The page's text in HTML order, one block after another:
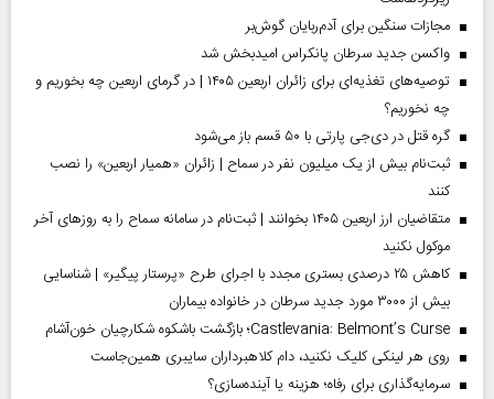
مجازات سنگین برای آدم‌ربایان گوش‌بر
واکسن جدید سرطان پانکراس امیدبخش شد
توصیه‌های تغذیه‌ای برای زائران اربعین ۱۴۰۵ | در گرمای اربعین چه بخوریم و
چه نخوریم؟
گره قتل در دی‌جی پارتی با ۵۰ قسم باز می‌شود
ثبت‌نام بیش از یک میلیون نفر در سماح | زائران «همیار اربعین» را نصب
کنند
متقاضیان ارز اربعین ۱۴۰۵ بخوانند | ثبت‌نام در سامانه سماح را به روز‌های آخر
موکول نکنید
کاهش ۲۵ درصدی بستری مجدد با اجرای طرح «پرستار پیگیر» | شناسایی
بیش از ۳۰۰۰ مورد جدید سرطان در خانواده بیماران
Castlevania: Belmont’s Curse؛ بازگشت باشکوه شکارچیان خون‌آشام
روی هر لینکی کلیک نکنید، دام کلاهبرداران سایبری همین‌جاست
سرمایه‌گذاری برای رفاه؛ هزینه یا آینده‌سازی؟